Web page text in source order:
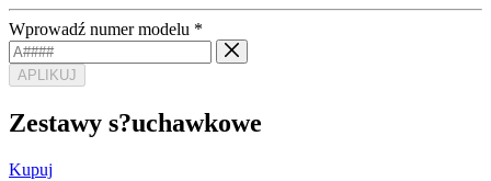
Wprowadź numer modelu *
APLIKUJ
Zestawy s?uchawkowe
Kupuj